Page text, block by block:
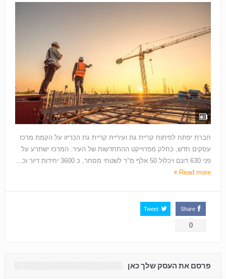
חברת יפתח לפיתוח קריית גת ועיריית קריית גת הכריזו על הקמת מרכז
עסקים חדש, כחלק מפרוייקט ההתחדשות של העיר. המרכז ישתרע על
פני 630 דונם ויכלול 50 אלף מ"ר לשטחי מסחר, כ 3600 יחידות דיור וכ...
Read more
Share
0
Tweet
פרסם את העסק שלך כאן